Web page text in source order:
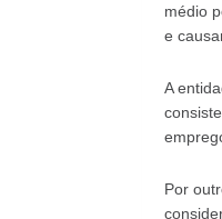
médio
e
A
Por